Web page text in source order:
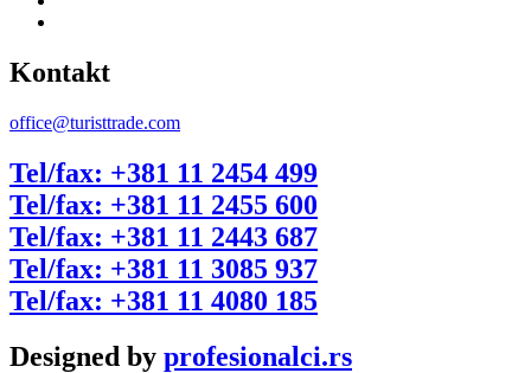
Kontakt
office@turisttrade.com
Tel/fax: +381 11 2454 499
Tel/fax: +381 11 2455 600
Tel/fax: +381 11 2443 687
Tel/fax: +381 11 3085 937
Tel/fax: +381 11 4080 185
Designed by profesionalci.rs